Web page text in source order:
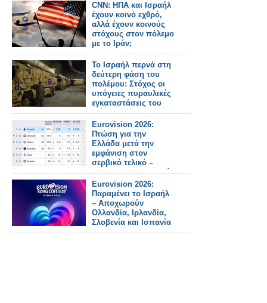
CNN: ΗΠΑ και Ισραήλ
έχουν κοινό εχθρό,
αλλά έχουν κοινούς
στόχους στον πόλεμο
με το Ιράν;
Το Ισραήλ περνά στη
δεύτερη φάση του
πολέμου: Στόχος οι
υπόγειες πυραυλικές
εγκαταστάσεις του
Ιράν
Eurovision 2026:
Πτώση για την
Ελλάδα μετά την
εμφάνιση στον
σερβικό τελικό –
Άνοδος για Φινλανδία
και Ισραήλ στα
στοιχήματα
Eurovision 2026:
Παραμένει το Ισραήλ
– Αποχωρούν
Ολλανδία, Ιρλανδία,
Σλοβενία και Ισπανία